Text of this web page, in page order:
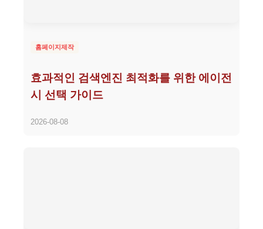
홈페이지제작
효과적인 검색엔진 최적화를 위한 에이전
시 선택 가이드
2026-08-08